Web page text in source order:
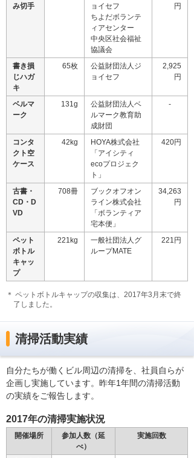
み切手
ョイセフ
ちよだボランテ
ィアセンター
中央区社会福祉
協議会
円
書き損
じハガ
キ
65枚
公益財団法人ジ
ョイセフ
2,925
円
ベルマ
ーク
131g
公益財団法人ベ
ルマーク教育助
成財団
-
コンタ
クト空
ケース
42kg
HOYA株式会社
「アイシティ
ecoプロジェク
ト」
420円
古書・
CD・D
VD
708冊
ブックオフオン
ライン株式会社
「ボランティア
宅本便」
34,263
円
ペット
ボトル
キャッ
プ
221kg
一般社団法人グ
ループMATE
221円
＊ ペットボトルキャップの収集は、2017年3月末で終
了しました。
清掃活動実績
自分たちが働くビル周辺の清掃を、社員自らが
企画し実施しています。昨年1年間の清掃活動
の実績をご報告します。
2017年の清掃実施状況
開催場所
参加人数（延
べ）
実施回数